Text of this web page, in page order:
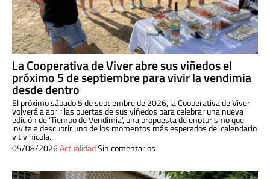
La Cooperativa de Viver abre sus viñedos el
próximo 5 de septiembre para vivir la vendimia
desde dentro
El próximo sábado 5 de septiembre de 2026, la Cooperativa de Viver
volverá a abrir las puertas de sus viñedos para celebrar una nueva
edición de ‘Tiempo de Vendimia’, una propuesta de enoturismo que
invita a descubrir uno de los momentos más esperados del calendario
vitivinícola.
05/08/2026ActualidadSin comentarios